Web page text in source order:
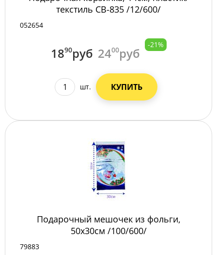
текстиль СВ-835 /12/600/
052654
1890руб 2400руб
-21%
шт. КУПИТЬ
Подарочный мешочек из фольги,
50х30см /100/600/
79883